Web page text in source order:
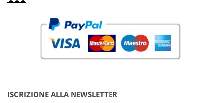
ISCRIZIONE ALLA NEWSLETTER